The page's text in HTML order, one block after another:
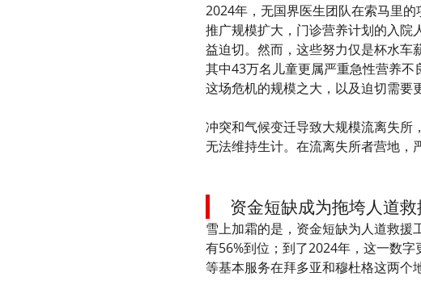
2024年，无国界医生团队在索马里
推广规模扩大，门诊营养计划的入院
益迫切。然而，这些努力仅是杯水车
其中43万名儿童更属严重急性营养
这场危机的规模之大，以及迫切需要
冲突和气候变迁导致大规模流离失所
无法维持生计。在流离失所者营地，
资金短缺成为拖垮人道救
雪上加霜的是，资金短缺为人道救
有56%到位；到了2024年，这一数
等基本服务在拜多亚和穆杜格这两个